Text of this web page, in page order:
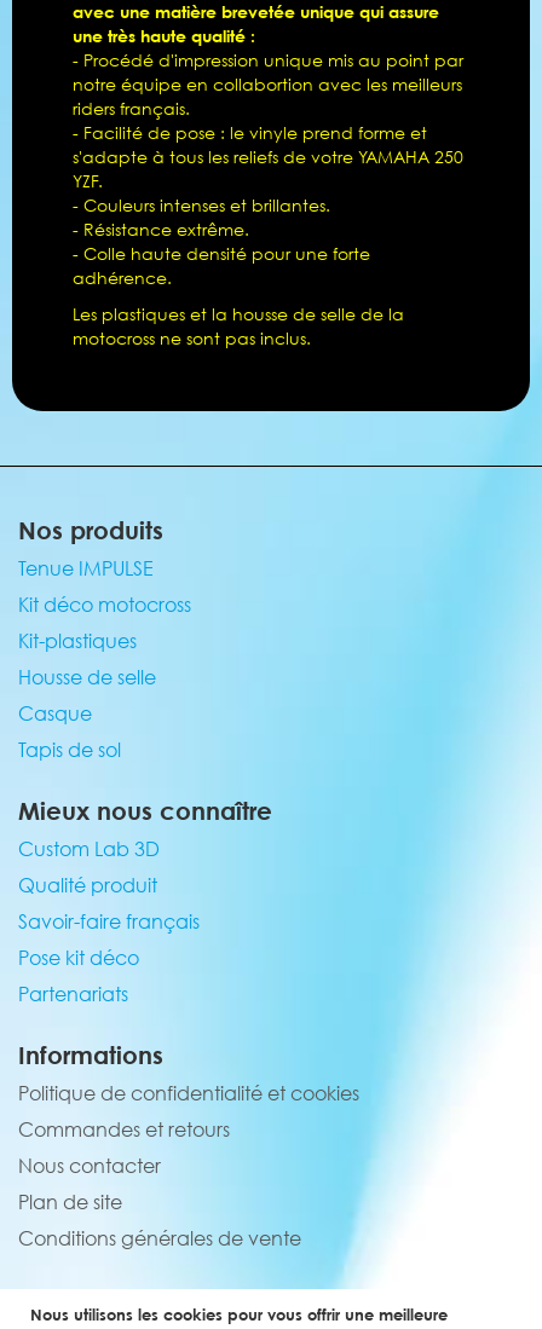
Nous utilisons les cookies pour vous offrir une meilleure
avec une matière brevetée unique qui assure
une très haute qualité :
- Procédé d'impression unique mis au point par
notre équipe en collabortion avec les meilleurs
riders français.
- Facilité de pose : le vinyle prend forme et
s'adapte à tous les reliefs de votre YAMAHA 250
YZF.
- Couleurs intenses et brillantes.
- Résistance extrême.
- Colle haute densité pour une forte
adhérence.
Les plastiques et la housse de selle de la
motocross ne sont pas inclus.
Nos produits
Tenue IMPULSE
Kit déco motocross
Kit-plastiques
Housse de selle
Casque
Tapis de sol
Mieux nous connaître
Custom Lab 3D
Qualité produit
Savoir-faire français
Pose kit déco
Partenariats
Informations
Politique de confidentialité et cookies
Commandes et retours
Nous contacter
Plan de site
Conditions générales de vente
Service client